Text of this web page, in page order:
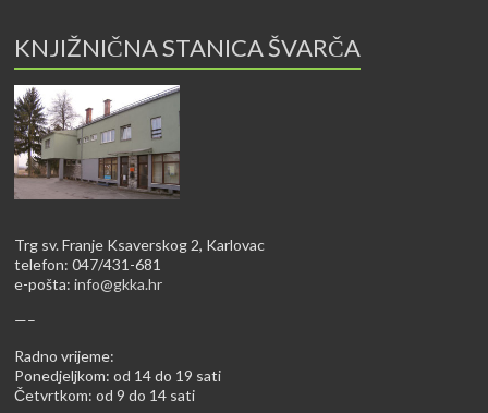
KNJIŽNIČNA STANICA ŠVARČA
Trg sv. Franje Ksaverskog 2, Karlovac
telefon: 047/431-681
e-pošta:info@gkka.hr
—–
Radno vrijeme:
Ponedjeljkom: od 14 do 19 sati
Četvrtkom: od 9 do 14 sati